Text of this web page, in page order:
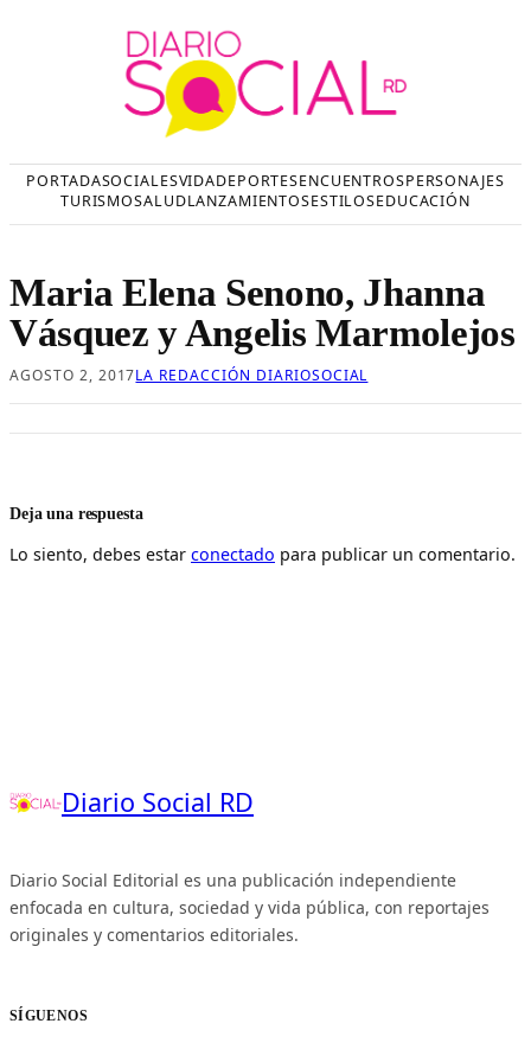
PORTADASOCIALESVIDADEPORTESENCUENTROSPERSONAJES
TURISMOSALUDLANZAMIENTOSESTILOSEDUCACIÓN
Maria Elena Senono, Jhanna
Vásquez y Angelis Marmolejos
AGOSTO 2, 2017LA REDACCIÓN DIARIOSOCIAL
Deja una respuesta
Lo siento, debes estar conectado para publicar un comentario.
Diario Social RD
Diario Social Editorial es una publicación independiente
enfocada en cultura, sociedad y vida pública, con reportajes
originales y comentarios editoriales.
SÍGUENOS